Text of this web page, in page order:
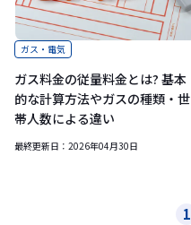
ガス・電気
ガス料金の従量料金とは? 基本
的な計算方法やガスの種類・世
帯人数による違い
最終更新日： 2026年04月30日
1